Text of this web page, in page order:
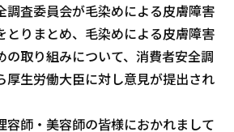
査委員会が毛染めによる皮膚障害
とりまとめ、毛染めによる皮膚障害
の取り組みについて、消費者安全調
厚生労働大臣に対し意見が提出され
師・美容師の皆様におかれまして